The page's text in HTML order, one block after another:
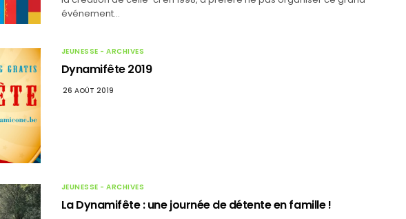
événement…
JEUNESSE - ARCHIVES
Dynamifête 2019
26 AOÛT 2019
JEUNESSE - ARCHIVES
La Dynamifête : une journée de détente en famille !